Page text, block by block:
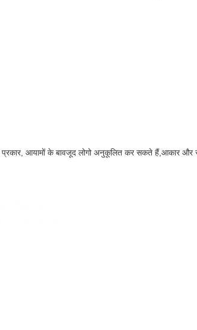
प्रकार, आयामों के बावजूद लोगो अनुकूलित कर सकते हैं,आकार और